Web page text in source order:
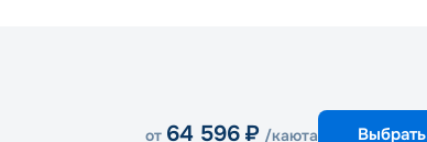
от 64 596 ₽ /каюта Выбрать